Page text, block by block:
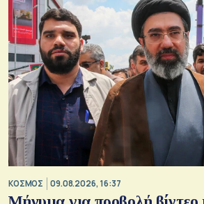
ΚΟΣΜΟΣ 09.08.2026, 16:37